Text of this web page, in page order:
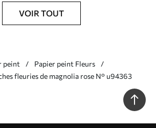
VOIR TOUT
peint
Papier peint Fleurs
fleuries de magnolia rose N° u94363